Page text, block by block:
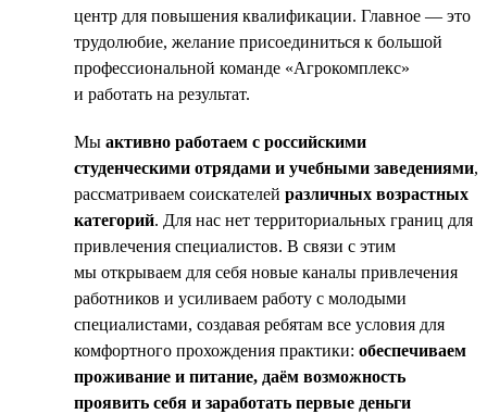
центр для повышения квалификации. Главное — это
трудолюбие, желание присоединиться к большой
профессиональной команде «Агрокомплекс»
и работать на результат.
Мы активно работаем с российскими
студенческими отрядами и учебными заведениями,
рассматриваем соискателей различных возрастных
категорий. Для нас нет территориальных границ для
привлечения специалистов. В связи с этим
мы открываем для себя новые каналы привлечения
работников и усиливаем работу с молодыми
специалистами, создавая ребятам все условия для
комфортного прохождения практики: обеспечиваем
проживание и питание, даём возможность
проявить себя и заработать первые деньги